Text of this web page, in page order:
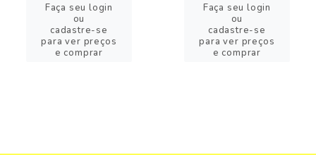
Faça seu login
ou
cadastre-se
para ver preços
e comprar
Faça seu login
ou
cadastre-se
para ver preços
e comprar